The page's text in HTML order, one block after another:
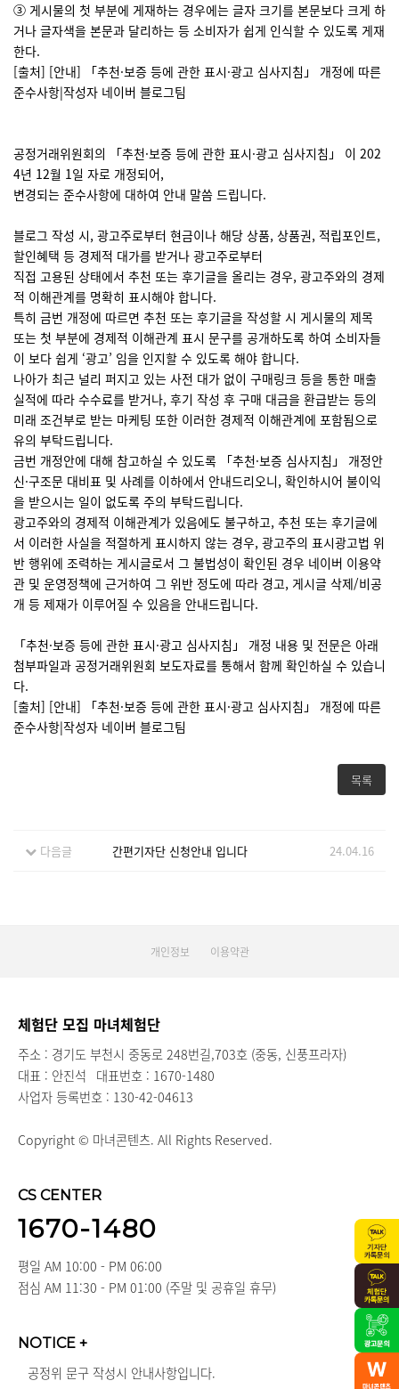
③ 게시물의 첫 부분에 게재하는 경우에는 글자 크기를 본문보다 크게 하
거나 글자색을 본문과 달리하는 등 소비자가 쉽게 인식할 수 있도록 게재
한다.
[출처] [안내] 「추천·보증 등에 관한 표시·광고 심사지침」 개정에 따른
준수사항|작성자 네이버 블로그팀
공정거래위원회의 「추천·보증 등에 관한 표시·광고 심사지침」 이 202
4년 12월 1일 자로 개정되어,
변경되는 준수사항에 대하여 안내 말씀 드립니다.
블로그 작성 시, 광고주로부터 현금이나 해당 상품, 상품권, 적립포인트,
할인혜택 등 경제적 대가를 받거나 광고주로부터
직접 고용된 상태​에서 추천 또는 후기글을 올리는 경우, 광고주와의 경제
적 이해관계를 명확히 표시해야 합니다.
특히 금번 개정에 따르면 추천 또는 후기글을 작성할 시 게시물의 제목
또는 첫 부분에 경제적 이해관계 표시 문구를 공개하도록 하여 소비자들
이 보다 쉽게 ‘광고’ 임을 인지할 수 있도록 해야 합니다.
나아가 최근 널리 퍼지고 있는 사전 대가 없이 구매링크 등을 통한 매출
실적에 따라 수수료를 받거나, 후기 작성 후 구매 대금을 환급받는 등의
미래 조건부로 받는 마케팅 또한 이러한 경제적 이해관계에 포함됨으로
유의 부탁드립니다.
금번 개정안에 대해 참고하실 수 있도록 「추천·보증 심사지침」 개정안
신·구조문 대비표 및 사례를 이하에서 안내드리오니, 확인하시어 불이익
을 받으시는 일이 없도록 주의 부탁드립니다.
광고주와의 경제적 이해관계가 있음에도 불구하고, 추천 또는 후기글에
서 이러한 사실을 적절하게 표시하지 않는 경우, 광고주의 표시광고법 위
반 행위에 조력하는 게시글로서 그 불법성이 확인된 경우 네이버 이용약
관 및 운영정책에 근거하여 그 위반 정도에 따라 경고, 게시글 삭제/비공
개 등 제재가 이루어질 수 있음을 안내드립니다.
「추천·보증 등에 관한 표시·광고 심사지침」 개정 내용 및 전문은 아래
첨부파일과 공정거래위원회 보도자료를 통해서 함께 확인하실 수 있습니
다.
[출처] [안내] 「추천·보증 등에 관한 표시·광고 심사지침」 개정에 따른
준수사항|작성자 네이버 블로그팀
목록
다음글 간편기자단 신청안내 입니다 24.04.16
개인정보 이용약관
체험단 모집 마녀체험단
주소 : 경기도 부천시 중동로 248번길,703호 (중동, 신풍프라자)
대표 : 안진석 대표번호 : 1670-1480
사업자 등록번호 : 130-42-04613
Copyright © 마녀콘텐츠. All Rights Reserved.
CS CENTER
1670-1480
평일 AM 10:00 - PM 06:00
점심 AM 11:30 - PM 01:00 (주말 및 공휴일 휴무)
NOTICE +
공정위 문구 작성시 안내사항입니다.